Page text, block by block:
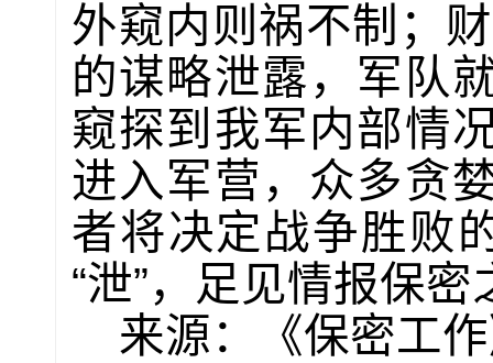
外窥内则祸不制；
的谋略泄露，军队
窥探到我军内部情
进入军营，众多贪
者将决定战争胜败
“泄”，足见情报保
来源：《保密工